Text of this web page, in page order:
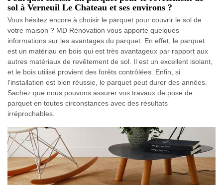
sol à Verneuil Le Chateau et ses environs ?
Vous hésitez encore à choisir le parquet pour couvrir le sol de
votre maison ? MD Rénovation vous apporte quelques
informations sur les avantages du parquet. En effet, le parquet
est un matériau en bois qui est très avantageux par rapport aux
autres matériaux de revêtement de sol. Il est un excellent isolant,
et le bois utilisé provient des forêts contrôlées. Enfin, si
l'installation est bien réussie, le parquet peut durer des années.
Sachez que nous pouvons assurer vos travaux de pose de
parquet en toutes circonstances avec des résultats
irréprochables.